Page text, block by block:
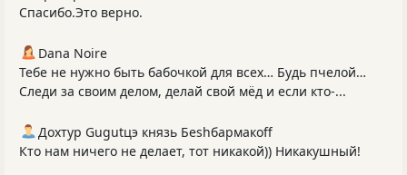
Спасибо.Это верно.
Dana Noire
Тебе не нужно быть бабочкой для всех… Будь пчелой…
Следи за своим делом, делай свой мёд и если кто-...
Дохтур Gugutцэ князь Беshбармакоff
Кто нам ничего не делает, тот никакой)) Никакушный!